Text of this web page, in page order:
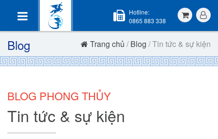
Hotline:
0865 883 338
Blog Trang chủ /Blog / Tin tức & sự kiện
BLOG PHONG THỦY
Tin tức & sự kiện